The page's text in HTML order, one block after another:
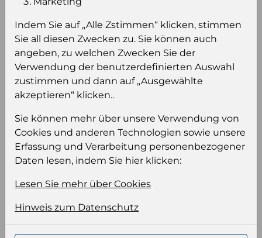
Sie müssen eingeloggt sein, um Preise zu
sehen und/oder dieses Produkt zu kaufen.
Einloggen Anmeldung für B2B Konto
Produktinformation
Ihre Produktdatei aus
Sprache
Keiner
Indem Sie auf „Alle Zstimmen“ klicken, stimmen
Sie all diesen Zwecken zu. Sie können auch
angeben, zu welchen Zwecken Sie der
Verwendung der benutzerdefinierten Auswahl
zustimmen und dann auf „Ausgewählte
akzeptieren“ klicken..
Sie können mehr über unsere Verwendung von
Cookies und anderen Technologien sowie unsere
Erfassung und Verarbeitung personenbezogener
Daten lesen, indem Sie hier klicken:
Lesen Sie mehr über Cookies
Hinweis zum Datenschutz